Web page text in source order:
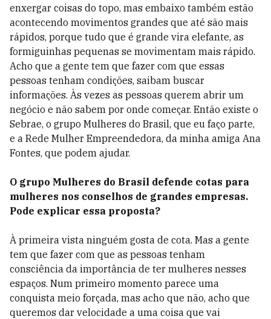
enxergar coisas do topo, mas embaixo também estão
acontecendo movimentos grandes que até são mais
rápidos, porque tudo que é grande vira elefante, as
formiguinhas pequenas se movimentam mais rápido.
Acho que a gente tem que fazer com que essas
pessoas tenham condições, saibam buscar
informações. Às vezes as pessoas querem abrir um
negócio e não sabem por onde começar. Então existe o
Sebrae, o grupo Mulheres do Brasil, que eu faço parte,
e a Rede Mulher Empreendedora, da minha amiga Ana
Fontes, que podem ajudar.
O grupo Mulheres do Brasil defende cotas para
mulheres nos conselhos de grandes empresas.
Pode explicar essa proposta?
À primeira vista ninguém gosta de cota. Mas a gente
tem que fazer com que as pessoas tenham
consciência da importância de ter mulheres nesses
espaços. Num primeiro momento parece uma
conquista meio forçada, mas acho que não, acho que
queremos dar velocidade a uma coisa que vai